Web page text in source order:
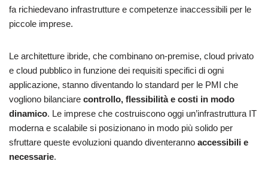
fa richiedevano infrastrutture e competenze inaccessibili per le
piccole imprese.
Le architetture ibride, che combinano on-premise, cloud privato
e cloud pubblico in funzione dei requisiti specifici di ogni
applicazione, stanno diventando lo standard per le PMI che
vogliono bilanciare controllo, flessibilità e costi in modo
dinamico. Le imprese che costruiscono oggi un’infrastruttura IT
moderna e scalabile si posizionano in modo più solido per
sfruttare queste evoluzioni quando diventeranno accessibili e
necessarie.